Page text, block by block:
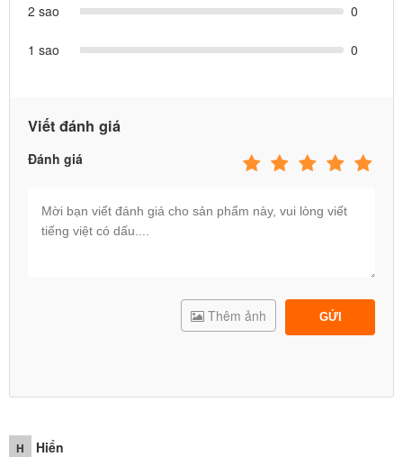
2 sao 0
1 sao 0
Viết đánh giá
Đánh giá
GỬI
Thêm ảnh
H Hiển